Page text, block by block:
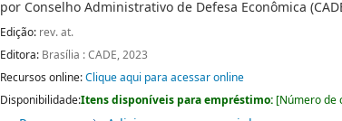
por Conselho Administrativo de Defesa Econômica
Edição: rev. at.
Editora: Brasília : CADE, 2023
Recursos online:Clique aqui para acessar online
Disponibilidade:Itens disponíveis para empréstimo: [Número de